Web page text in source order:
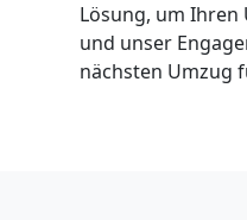
Lösung, um Ihren
und unser
nächsten Umzug